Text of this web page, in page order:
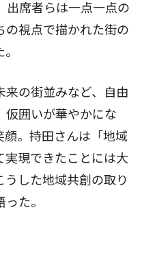
出席者らは一点一点の
の視点で描かれた街の
の街並みなど、自由
仮囲いが華やかにな
顔。持田さんは「地域
実現できたことには大
うした地域共創の取り
た。